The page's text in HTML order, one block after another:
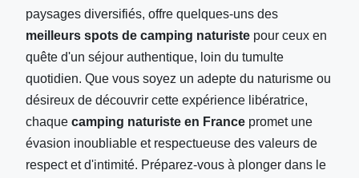
paysages diversifiés, offre quelques-uns des
meilleurs spots de camping naturiste pour ceux en
quête d'un séjour authentique, loin du tumulte
quotidien. Que vous soyez un adepte du naturisme ou
désireux de découvrir cette expérience libératrice,
chaque camping naturiste en France promet une
évasion inoubliable et respectueuse des valeurs de
respect et d'intimité. Préparez-vous à plonger dans le